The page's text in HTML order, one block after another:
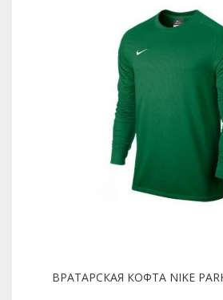
ВРАТАРСКАЯ КОФТА NIKE PARK